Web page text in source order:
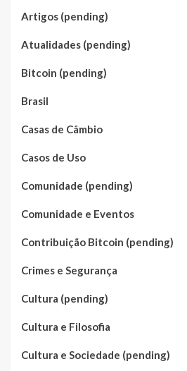
Artigos (pending)
Atualidades (pending)
Bitcoin (pending)
Brasil
Casas de Câmbio
Casos de Uso
Comunidade (pending)
Comunidade e Eventos
Contribuição Bitcoin (pending)
Crimes e Segurança
Cultura (pending)
Cultura e Filosofia
Cultura e Sociedade (pending)